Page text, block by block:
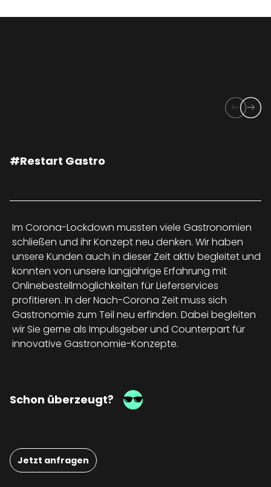
#Restart Gastro
Im Corona-Lockdown mussten viele Gastronomien
schließen und ihr Konzept neu denken. Wir haben
unsere Kunden auch in dieser Zeit aktiv begleitet und
konnten von unsere langjährige Erfahrung mit
Onlinebestellmöglichkeiten für Lieferservices
profitieren. In der Nach-Corona Zeit muss sich
Gastronomie zum Teil neu erfinden. Dabei begleiten
wir Sie gerne als Impulsgeber und Counterpart für
innovative Gastronomie-Konzepte.
Schon überzeugt?
Jetzt anfragen